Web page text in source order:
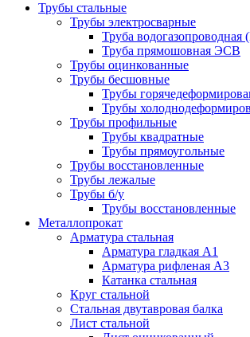
Трубы стальные
Трубы электросварные
Труба
Труба прямошовная ЭСВ
Трубы оцинкованные
Трубы бесшовные
Трубы
Трубы
Трубы профильные
Трубы квадратные
Трубы прямоугольные
Трубы восстановленные
Трубы лежалые
Трубы б/у
Трубы восстановленные
Металлопрокат
Арматура стальная
Арматура гладкая А1
Арматура рифленая А3
Катанка стальная
Круг стальной
Стальная двутавровая балка
Лист стальной